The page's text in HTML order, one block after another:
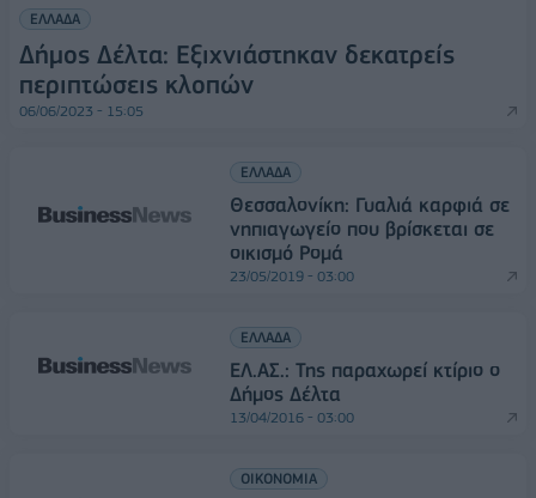
ΕΛΛΑΔΑ
Δήμος Δέλτα: Εξιχνιάστηκαν δεκατρείς
περιπτώσεις κλοπών
06/06/2023 - 15:05
ΕΛΛΑΔΑ
Θεσσαλονίκη: Γυαλιά καρφιά σε
νηπιαγωγείο που βρίσκεται σε
οικισμό Ρομά
23/05/2019 - 03:00
ΕΛΛΑΔΑ
EΛ.ΑΣ.: Της παραχωρεί κτίριο ο
Δήμος Δέλτα
13/04/2016 - 03:00
ΟΙΚΟΝΟΜΙΑ